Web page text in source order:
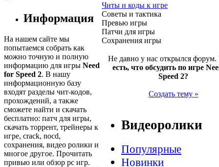
Информация
На нашем сайте мы
попытаемся собрать как
можно точную и полную
информацию для игры Need
for Speed 2. В нашу
информационную базу
входят разделы чит-кодов,
прохождений, а также
сможете найти и скачать
бесплатно: патч для игры,
скачать торрент, трейнеры к
игре, crack, nocd,
сохранения, видео ролики и
многое другое. Прочитать
привью или обзор pc игр.
Читы и коды к игре
Советы и тактика
Превью игры
Патчи для игры
Сохранения игры
Не давно у нас открылся форум.
есть, что обсудить по игре
Speed 2?
Создать тему »
Видеоролики
Популярные
Новинки